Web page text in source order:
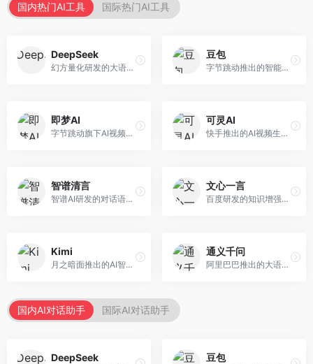
国内热门AI工具 国际热门AI工具
DeepSeek
幻方量化研发的大语言模型平台，专注于深度推理和代码生成能力。面向开发者、研究人员和技术爱好者，提供强大的逻辑推理和数学计算功能，开源生态完善，API接口友好。
豆包
字节跳动推出的智能对话助手平台，提供文本创作、知识问答、英语学习等多种AI服务。面向普通用户和内容创作者，支持多轮对话和文件解析，免费使用，响应速度快，中文理解能力强。
即梦AI
字节跳动旗下AI视频创作平台，支持多模态内容生成。面向内容创作者和营销人员，提供文生视频、图生视频、智能剪辑等功能，中文理解能力强，创作效率高。
可灵AI
快手推出的AI视频生成平台，支持文生视频和图生视频，可生成长达2分钟的高质量视频内容。面向短视频创作者和营销人员，操作简便，生成效果逼真，适合商业推广和创意表达。
智谱清言
智谱AI研发的对话语言模型，支持中英双语交互。面向中文用户和开发者，提供知识问答、代码编写、文档解读等服务，开源生态完善，学术研究背景深厚。
文心一言
百度研发的知识增强大语言模型，深度融合百度知识图谱和搜索能力。面向中文用户，提供知识问答、文本创作、逻辑推理等服务，中文语境理解准确，知识覆盖面广。
Kimi
月之暗面推出的AI智能助手，核心优势在于超长文本处理能力，支持20万字以上文档分析。面向学术研究者、职场人士和内容创作者，提供文档解读、PPT生成、联网搜索等综合服务。
通义千问
阿里巴巴推出的大语言模型平台，提供对话问答、文档处理、图像理解、代码编写等全方位AI服务。面向企业用户和个人开发者，集成阿里云生态，支持多模态交互，企业级安全保障。
国内AI对话助手 国际AI对话助手
DeepSeek 豆包